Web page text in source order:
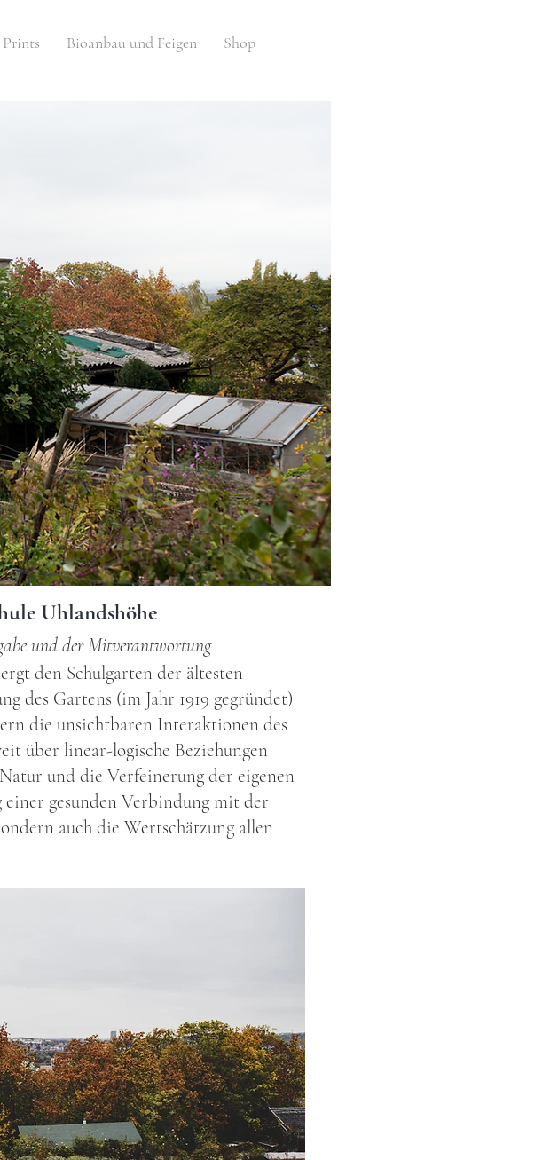
Prints Bioanbau und Feigen Shop
den Schulgarten der ältesten
des Gartens (im Jahr 1919 gegründet)
die unsichtbaren Interaktionen des
über linear-logische Beziehungen
und die Verfeinerung der eigenen
gesunden Verbindung mit der
auch die Wertschätzung allen
Uhlandshöhe
und der Mitverantwortung